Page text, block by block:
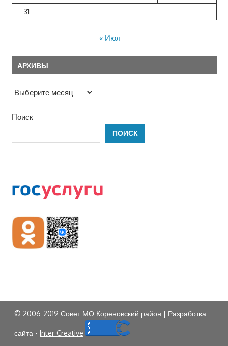
31
« Июл
АРХИВЫ
Архивы
Поиск
ПОИСК
© 2006-2019 Совет МО Кореновский район | Разработка
сайта - Inter Creative